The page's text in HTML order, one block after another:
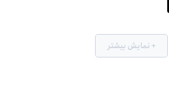
+ نمایش بیشتر